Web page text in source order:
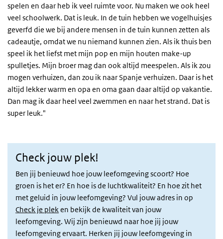
spelen en daar heb ik veel ruimte voor. Nu maken we ook heel
veel schoolwerk. Dat is leuk. In de tuin hebben we vogelhuisjes
geverfd die we bij andere mensen in de tuin kunnen zetten als
cadeautje, omdat we nu niemand kunnen zien. Als ik thuis ben
speel ik het liefst met mijn pop en mijn houten make-up
spulletjes. Mijn broer mag dan ook altijd meespelen. Als ik zou
mogen verhuizen, dan zou ik naar Spanje verhuizen. Daar is het
altijd lekker warm en opa en oma gaan daar altijd op vakantie.
Dan mag ik daar heel veel zwemmen en naar het strand. Dat is
super leuk."
Check jouw plek!
Ben jij benieuwd hoe jouw leefomgeving scoort? Hoe
groen is het er? En hoe is de luchtkwaliteit? En hoe zit het
met geluid in jouw leefomgeving? Vul jouw adres in op
Check je pleken bekijk de kwaliteit van jouw
leefomgeving. Wij zijn benieuwd naar hoe jij jouw
leefomgeving ervaart. Herken jij jouw leefomgeving in